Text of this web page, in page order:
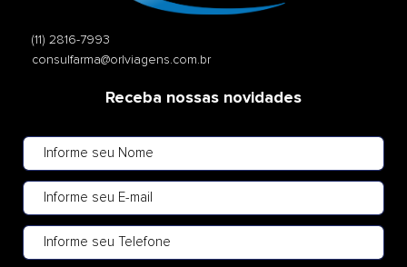
(11) 2816-7993
consulfarma@orlviagens.com.br
Receba nossas novidades